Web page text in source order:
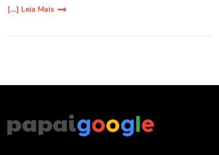
[...] Leia Mais